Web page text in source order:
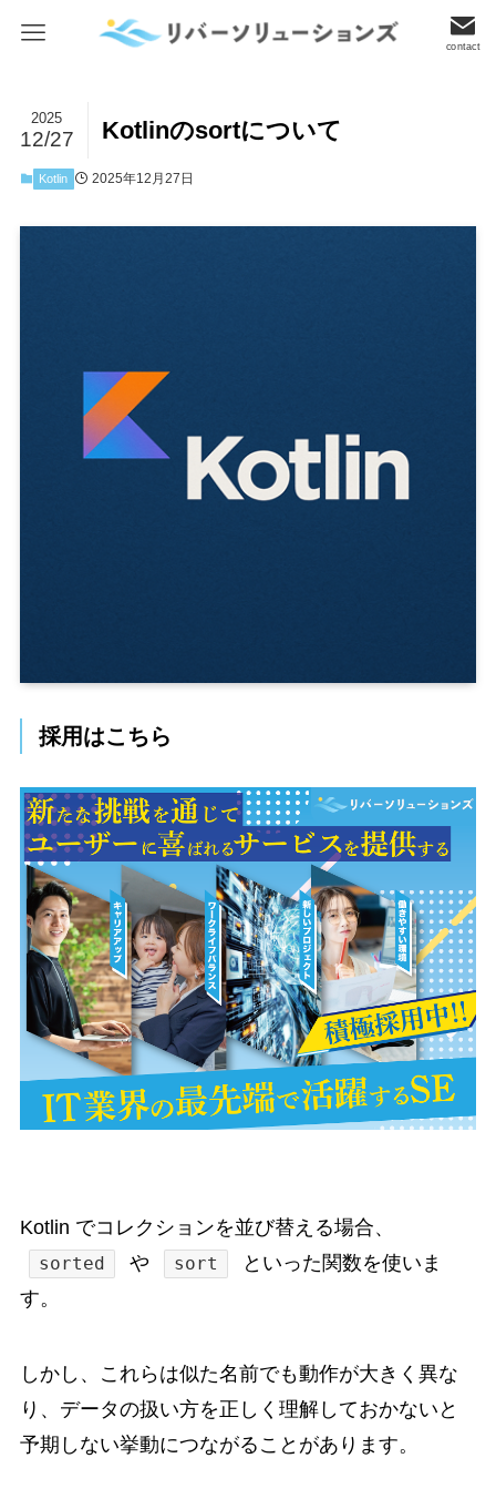
contact
Kotlinのsortについて
2025
12/27
Kotlin 2025年12月27日
採用はこちら
Kotlin でコレクションを並び替える場合、
sorted や sort
といった関数を使いま
す。
しかし、これらは似た名前でも動作が大きく異な
り、データの扱い方を正しく理解しておかないと
予期しない挙動につながることがあります。